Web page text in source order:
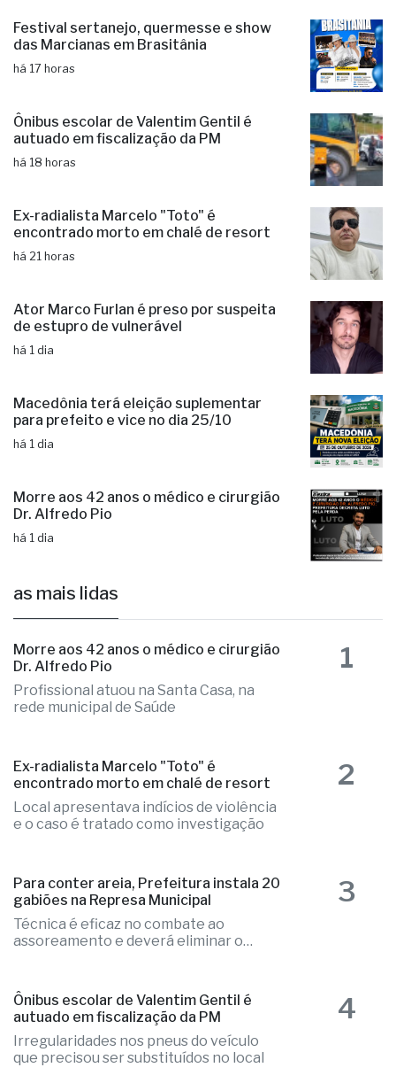
Festival sertanejo, quermesse e show
das Marcianas em Brasitânia
há 17 horas
Ônibus escolar de Valentim Gentil é
autuado em fiscalização da PM
há 18 horas
Ex-radialista Marcelo "Toto" é
encontrado morto em chalé de resort
há 21 horas
Ator Marco Furlan é preso por suspeita
de estupro de vulnerável
há 1 dia
Macedônia terá eleição suplementar
para prefeito e vice no dia 25/10
há 1 dia
Morre aos 42 anos o médico e cirurgião
Dr. Alfredo Pio
há 1 dia
as mais lidas
Morre aos 42 anos o médico e cirurgião
Dr. Alfredo Pio
Profissional atuou na Santa Casa, na
rede municipal de Saúde
1
Ex-radialista Marcelo "Toto" é
encontrado morto em chalé de resort
Local apresentava indícios de violência
e o caso é tratado como investigação
2
Para conter areia, Prefeitura instala 20
gabiões na Represa Municipal
Técnica é eficaz no combate ao
assoreamento e deverá eliminar o
3
Ônibus escolar de Valentim Gentil é
autuado em fiscalização da PM
Irregularidades nos pneus do veículo
que precisou ser substituídos no local
4